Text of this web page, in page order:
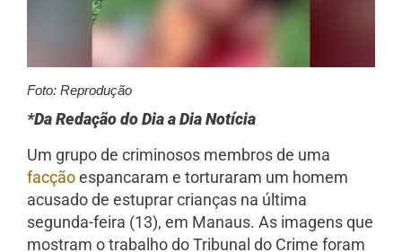
Foto: Reprodução
*Da Redação do Dia a Dia Notícia
Um grupo de criminosos membros de uma
facçãoespancaram e torturaram um homem
acusado de estuprar crianças na última
segunda-feira (13), em Manaus. As imagens que
mostram o trabalho do Tribunal do Crime foram